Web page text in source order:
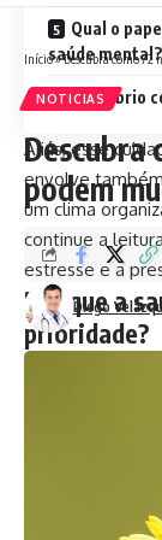
Qual o
saúde mental?
Equilíbrio
Aliás, esse
envolve
um clima
continue a
estresse e a
Por que a
prioridade?
Segundo
trabalho está
engajamento
que enfrenta
apresentar
suscetibilidade
Início»Descubra como 72
NOTICIAS
Descubra
podem
Diego